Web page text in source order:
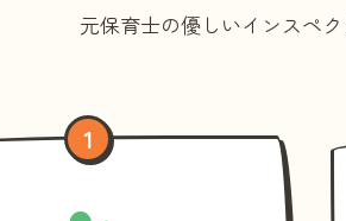
元保育士の優しいインスペ
1